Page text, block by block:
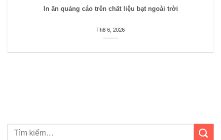
In ấn quảng cáo trên chất liệu bạt ngoài trời
Th8 6, 2026